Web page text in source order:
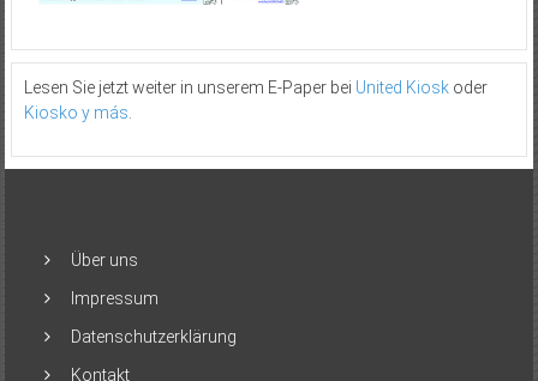
Lesen Sie jetzt weiter in unserem E-Paper bei United Kioskoder
Kiosko y más
Über uns
Impressum
Datenschutzerklärung
Kontakt